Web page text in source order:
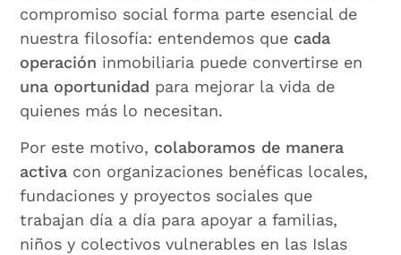
compromiso social forma parte esencial de
nuestra filosofía: entendemos que cada
operación inmobiliaria puede convertirse en
una oportunidad para mejorar la vida de
quienes más lo necesitan.
Por este motivo, colaboramos de manera
activa con organizaciones benéficas locales,
fundaciones y proyectos sociales que
trabajan día a día para apoyar a familias,
niños y colectivos vulnerables en las Islas